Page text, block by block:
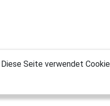
Diese Seite verwendet